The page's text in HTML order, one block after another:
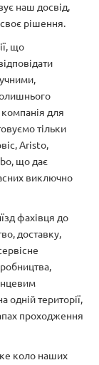
наш досвід,
рішення.
що
для
тільки
Aristo,
що дає
виключно
фахівця до
доставку,
одній території,
проходження
коло наших